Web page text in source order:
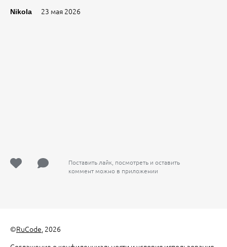
Nikola 23 мая 2026
Поставить лайк, посмотреть и оставить
коммент можно в приложении
©RuCode, 2026